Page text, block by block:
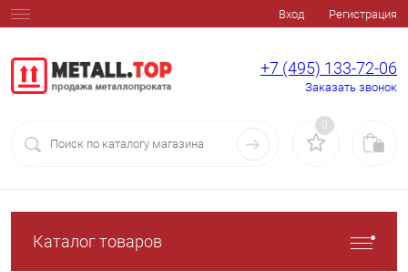
Вход Регистрация
+7 (495) 133-72-06
Заказать звонок
0
Каталог товаров